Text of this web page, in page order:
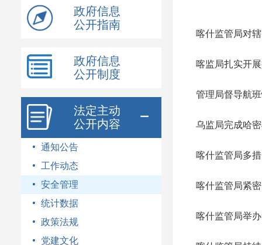
政府信息
公开指南
政府信息
公开制度
法定主动
公开内容
通知公告
工作动态
安全管理
统计数据
政策法规
党建文化
喀什监管局对
喀监局扎实开
管理局督导航
乌监局完成哈
喀什监管局多
喀什监管局紧
喀什监管局举